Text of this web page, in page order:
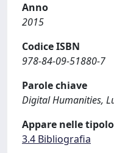
Anno
2015
Codice ISBN
978-84-09-51880-7
Parole chiave
Digital Humanities,
Appare nelle
3.4 Bibliografia